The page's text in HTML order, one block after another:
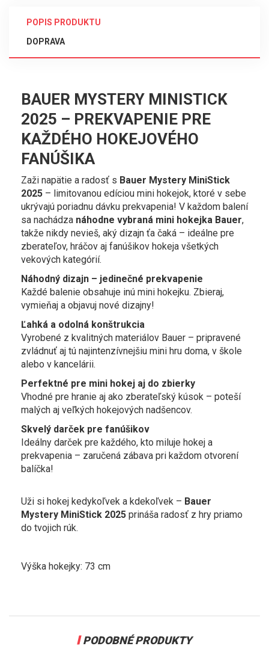
POPIS PRODUKTU
DOPRAVA
BAUER MYSTERY MINISTICK
2025 – PREKVAPENIE PRE
KAŽDÉHO HOKEJOVÉHO
FANÚŠIKA
Zaži napätie a radosť s Bauer Mystery MiniStick
2025 – limitovanou edíciou mini hokejok, ktoré v sebe
ukrývajú poriadnu dávku prekvapenia! V každom balení
sa nachádza náhodne vybraná mini hokejka Bauer,
takže nikdy nevieš, aký dizajn ťa čaká – ideálne pre
zberateľov, hráčov aj fanúšikov hokeja všetkých
vekových kategórií.
Náhodný dizajn – jedinečné prekvapenie
Každé balenie obsahuje inú mini hokejku. Zbieraj,
vymieňaj a objavuj nové dizajny!
Ľahká a odolná konštrukcia
Vyrobené z kvalitných materiálov Bauer – pripravené
zvládnuť aj tú najintenzívnejšiu mini hru doma, v škole
alebo v kancelárii.
Perfektné pre mini hokej aj do zbierky
Vhodné pre hranie aj ako zberateľský kúsok – poteší
malých aj veľkých hokejových nadšencov.
Skvelý darček pre fanúšikov
Ideálny darček pre každého, kto miluje hokej a
prekvapenia – zaručená zábava pri každom otvorení
balíčka!
Uži si hokej kedykoľvek a kdekoľvek – Bauer
Mystery MiniStick 2025 prináša radosť z hry priamo
do tvojich rúk.
Výška hokejky: 73 cm
PODOBNÉ PRODUKTY